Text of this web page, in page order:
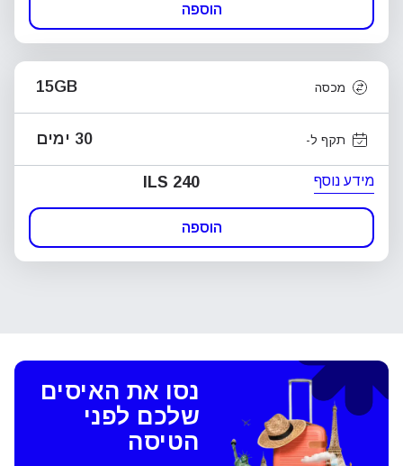
הוספה
מכסה 15GB
תקף ל- 30 ימים
מידע נוסף ILS 240
הוספה
נסו את האיסים
שלכם לפני
הטיסה